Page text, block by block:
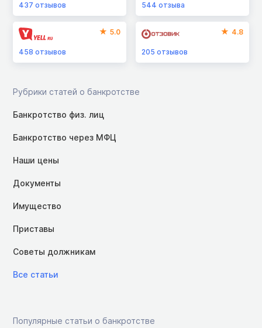
437 отзывов 544отзыва
5.0
458 отзывов
4.8
205отзывов
Рубрики статей о банкротстве
Банкротство физ. лиц
Банкротство через МФЦ
Наши цены
Документы
Имущество
Приставы
Советы должникам
Все статьи
Популярные статьи о банкротстве